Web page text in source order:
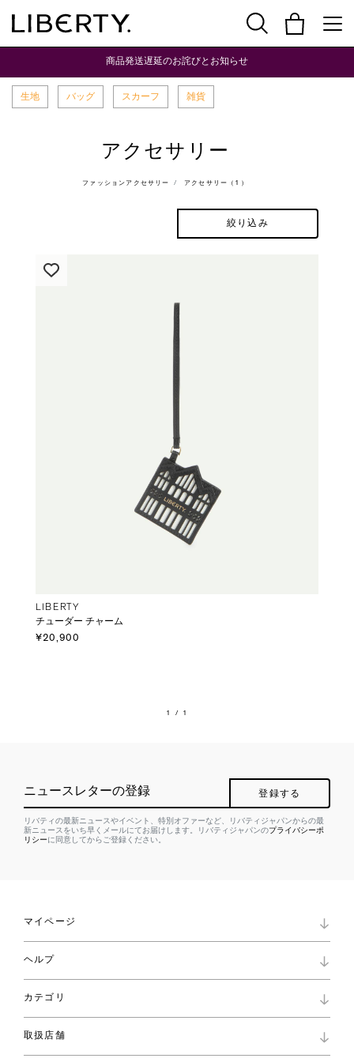
商品発送遅延のお詫びとお知らせ
生地 バッグ スカーフ 雑貨
アクセサリー
ファッションアクセサリー アクセサリー（1）
絞り込み
LIBERTY
チューダー チャーム
¥20,900
1 / 1
ニュースレターの登録 登録する
リバティの最新ニュースやイベント、特別オファーなど、リバティジャパンからの最
新ニュースをいち早くメールにてお届けします。リバティジャパンのプライバシーポ
リシーに同意してからご登録ください。
マイページ
ロイヤリティプログラム
パスワード再設定
ショッピングバッグ
ヘルプ
お問い合わせ
よくあるご質問
ご利用ガイド
カテゴリ
コレクション
ファブリックス
取扱店舗